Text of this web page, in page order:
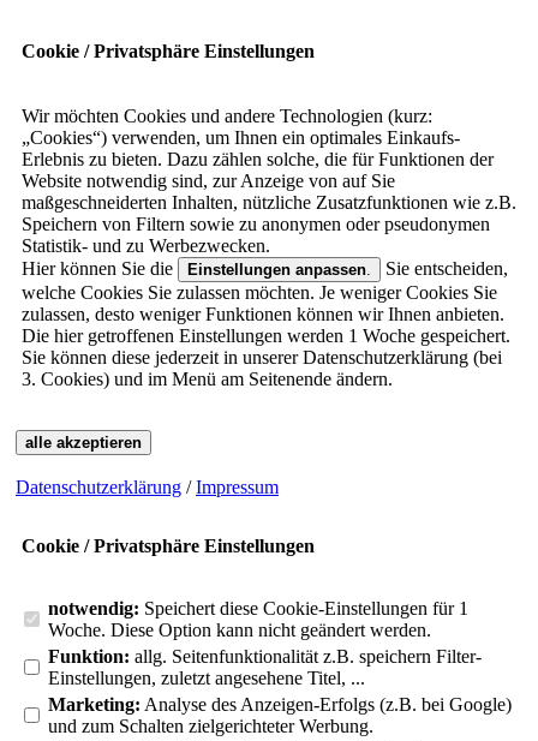
Cookie / Privatsphäre Einstellungen
Wir möchten Cookies und andere Technologien (kurz:
„Cookies“) verwenden, um Ihnen ein optimales Einkaufs-
Erlebnis zu bieten. Dazu zählen solche, die für Funktionen der
Website notwendig sind, zur Anzeige von auf Sie
maßgeschneiderten Inhalten, nützliche Zusatzfunktionen wie z.B.
Speichern von Filtern sowie zu anonymen oder pseudonymen
Statistik- und zu Werbezwecken.
Hier können Sie die
Einstellungen anpassen.
Sie entscheiden,
welche Cookies Sie zulassen möchten. Je weniger Cookies Sie
zulassen, desto weniger Funktionen können wir Ihnen anbieten.
Die hier getroffenen Einstellungen werden 1 Woche gespeichert.
Sie können diese jederzeit in unserer Datenschutzerklärung (bei
3. Cookies) und im Menü am Seitenende ändern.
alle akzeptieren
Datenschutzerklärung /Impressum
Cookie / Privatsphäre Einstellungen
notwendig: Speichert diese Cookie-Einstellungen für 1
Woche. Diese Option kann nicht geändert werden.
Funktion: allg. Seitenfunktionalität z.B. speichern Filter-
Einstellungen, zuletzt angesehene Titel, ...
Marketing: Analyse des Anzeigen-Erfolgs (z.B. bei Google)
und zum Schalten zielgerichteter Werbung.